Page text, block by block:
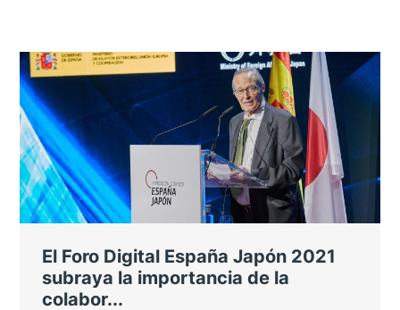
El Foro Digital España Japón 2021
subraya la importancia de la
colabor...